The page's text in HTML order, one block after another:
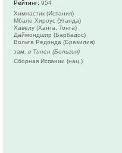
Рейтинг: 954
Химнастик (Испания)
Мбале Хироус (Уганда)
Хавелу (Ханга, Тонга)
Даймондшир (Барбадос)
Вольта Редонда (Бразилия)
зам. в Тинен (Бельгия)
Сборная Испании (нац.)